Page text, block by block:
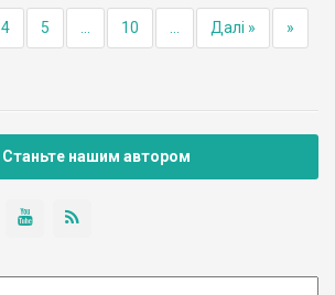
4 5 10 Далі » »
Станьте нашим автором